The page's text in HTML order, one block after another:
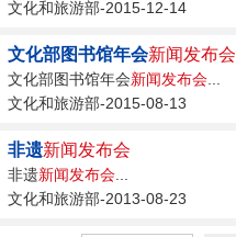
文化和旅游部-2015-12-14
文化部图书馆年会新闻发布会
文化部图书馆年会新闻发布会
文化和旅游部-2015-08-13
非遗新闻发布会
非遗新闻发布会
文化和旅游部-2013-08-23